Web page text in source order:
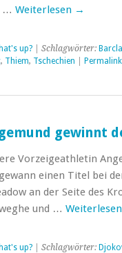
… Weiterlesen →
up?| Schlagwörter:
, Thiem, Tschechien Permalink
gewinnt
Vorzeigeathletin
einen Titel bei
an der Seite des
und … Weiterlesen
up?| Schlagwörter: